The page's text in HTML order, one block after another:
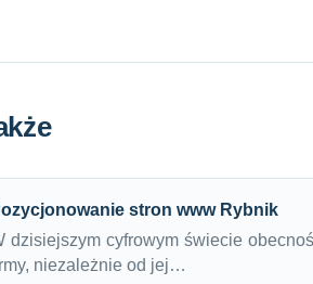
stron www Rybnik
dzisiejszym cyfrowym świecie
niezależnie od jej…